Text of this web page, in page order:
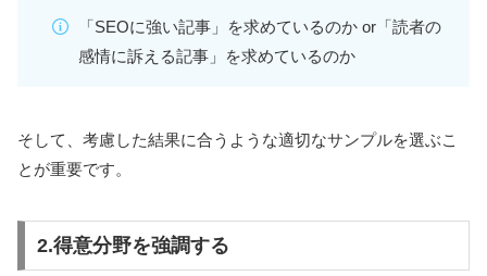
「SEOに強い記事」を求めているのか or「読者の
感情に訴える記事」を求めているのか
そして、考慮した結果に合うような適切なサンプルを選ぶこ
とが重要です。
2.得意分野を強調する